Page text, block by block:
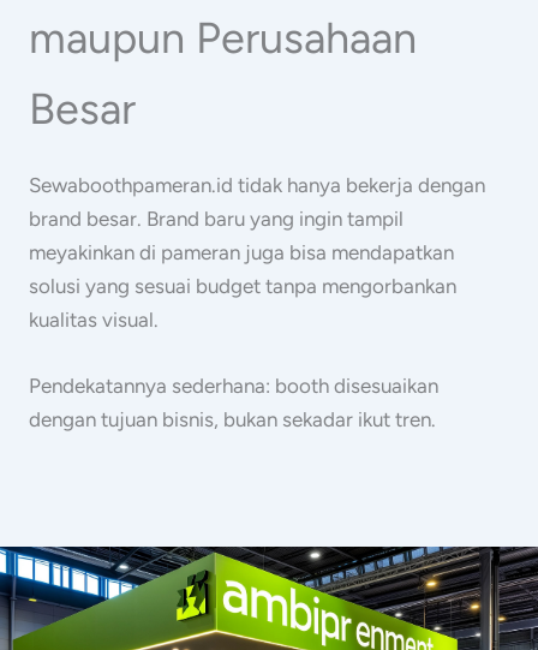
maupun Perusahaan
Besar
Sewaboothpameran.id tidak hanya bekerja dengan
brand besar. Brand baru yang ingin tampil
meyakinkan di pameran juga bisa mendapatkan
solusi yang sesuai budget tanpa mengorbankan
kualitas visual.
Pendekatannya sederhana: booth disesuaikan
dengan tujuan bisnis, bukan sekadar ikut tren.